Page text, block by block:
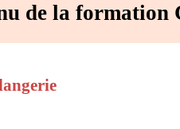
de la formation